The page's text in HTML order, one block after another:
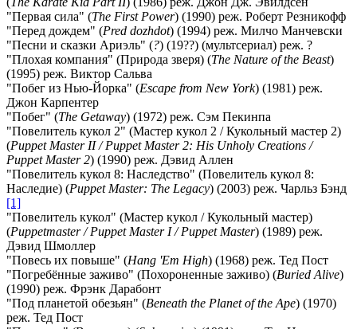
"Первая сила" (The First Power) (1990) реж. Роберт Резникофф
"Перед дождем" (Pred dozhdot) (1994) реж. Милчо Манчевски
"Песни и сказки Ариэль" (?) (19??) (мультсериал) реж. ?
"Плохая компания" (Природа зверя) (The Nature of the Beast)
(1995) реж. Виктор Сальва
"Побег из Нью-Йорка" (Escape from New York) (1981) реж.
Джон Карпентер
"Побег" (The Getaway) (1972) реж. Сэм Пекинпа
"Повелитель кукол 2" (Мастер кукол 2 / Кукольный мастер 2)
(Puppet Master II / Puppet Master 2: His Unholy Creations /
Puppet Master 2) (1990) реж. Дэвид Аллен
"Повелитель кукол 8: Наследство" (Повелитель кукол 8:
Наследие) (Puppet Master: The Legacy) (2003) реж. Чарльз Бэнд
[1]
"Повелитель кукол" (Мастер кукол / Кукольный мастер)
(Puppetmaster / Puppet Master I / Puppet Master) (1989) реж.
Дэвид Шмоллер
"Повесь их повыше" (Hang 'Em High) (1968) реж. Тед Пост
"Погребённые заживо" (Похороненные заживо) (Buried Alive)
(1990) реж. Фрэнк Дарабонт
"Под планетой обезьян" (Beneath the Planet of the Ape) (1970)
реж. Тед Пост